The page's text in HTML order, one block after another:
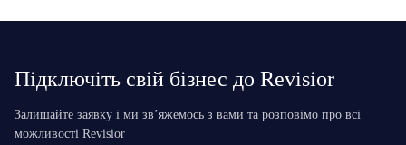
Підключіть свій бізнес до Revisior
Залишайте заявку і ми зв’яжемось з вами та розповімо про всі
можливості Revisior